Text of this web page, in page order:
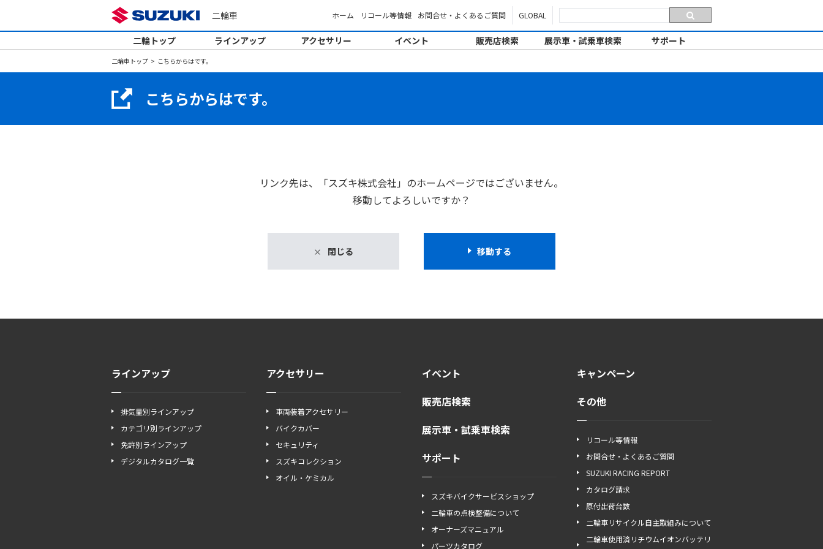
二輪車 ホーム リコール等情報 お問合せ・よくあるご質問 GLOBAL
二輪トップ ラインアップ アクセサリー イベント 販売店検索 展示車・試乗車検索 サポート
二輪車トップ こちらからはです。
こちらからはです。
リンク先は、「スズキ株式会社」のホームページではございません。
移動してよろしいですか？
閉じる 移動する
ラインアップ
排気量別ラインアップ
カテゴリ別ラインアップ
免許別ラインアップ
デジタルカタログ一覧
アクセサリー
車両装着アクセサリー
バイクカバー
セキュリティ
スズキコレクション
オイル・ケミカル
イベント
販売店検索
展示車・試乗車検索
サポート
スズキバイクサービスショップ
二輪車の点検整備について
オーナーズマニュアル
パーツカタログ
キャンペーン
その他
リコール等情報
お問合せ・よくあるご質問
SUZUKI RACING REPORT
カタログ請求
原付出荷台数
二輪車リサイクル自主取組みについて
二輪車使用済リチウムイオンバッテリ